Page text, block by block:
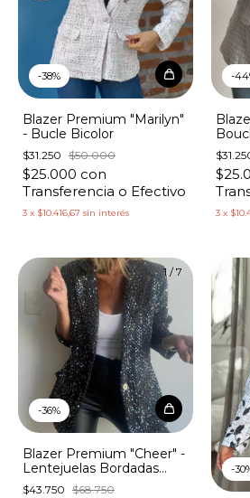
-38%
Blazer Premium "Marilyn"
- Bucle Bicolor
$31.250 $50.000
$25.000 con
Transferencia o Efectivo
3 x $10.416,67 sin interés
-44
3 x
1 /7
-36%
Blazer Premium "Cheer" -
Lentejuelas Bordadas
Brillantes
$43.750 $68.750
-30